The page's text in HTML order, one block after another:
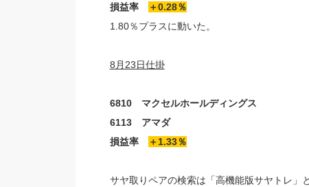
損益率
＋0.28％
1.80％プラスに動いた。
8月23日仕掛
6810 マクセルホールディングス
6113 アマダ
損益率
＋1.33％
サヤ取りペアの検索は「高機能版サヤトレ」